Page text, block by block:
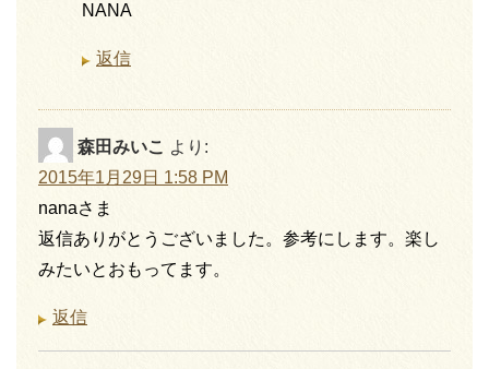
NANA
返信
森田みいこ より:
2015年1月29日 1:58 PM
nanaさま
返信ありがとうございました。参考にします。楽し
みたいとおもってます。
返信